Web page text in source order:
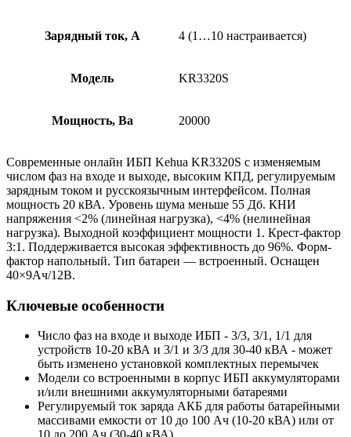
Зарядный ток, А 4 (1…10 настраивается)
Модель KR3320S
Мощность, Ва 20000
Современные онлайн ИБП Kehua KR3320S с изменяемым
числом фаз на входе и выходе, высоким КПД, регулируемым
зарядным током и русскоязычным интерфейсом. Полная
мощность 20 кВА. Уровень шума меньше 55 Дб. КНИ
напряжения <2% (линейная нагрузка), <4% (нелинейная
нагрузка). Выходной коэффициент мощности 1. Крест-фактор
3:1. Поддерживается высокая эффективность до 96%. Форм-
фактор напольный. Тип батареи — встроенный. Оснащен
40×9Aч/12В.
Ключевые особенности
Число фаз на входе и выходе ИБП - 3/3, 3/1, 1/1 для
устройств 10-20 кВА и 3/1 и 3/3 для 30-40 кВА - может
быть изменено установкой комплектных перемычек
Модели со встроенными в корпус ИБП аккумуляторами
и/или внешними аккумуляторными батареями
Регулируемый ток заряда АКБ для работы батарейными
массивами емкости от 10 до 100 Ач (10-20 кВА) или от